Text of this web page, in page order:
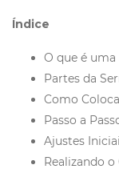
Índice
O que é uma
Partes da
Como
Passo a
Ajustes
Realizando